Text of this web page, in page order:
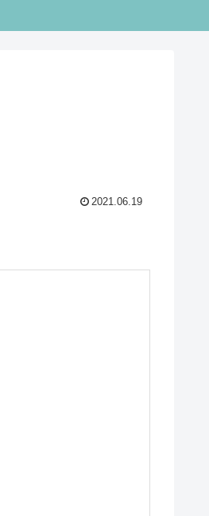
2021.06.19